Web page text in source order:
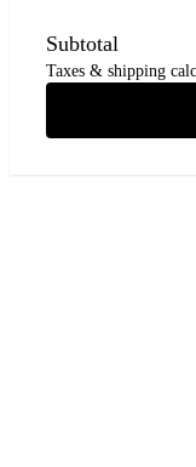
Subtotal
Taxes & shipping